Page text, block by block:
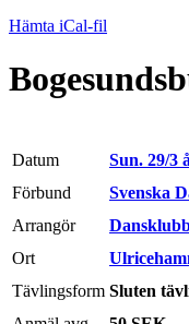
Hämta iCal-fil
Datum
Sun. 29/3
Förbund
Svenska
Arrangör
Ort
Tävlingsform Sluten